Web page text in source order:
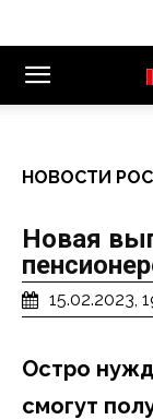
НОВОСТИ
Новая
15.02.2023,
Остро
смогут